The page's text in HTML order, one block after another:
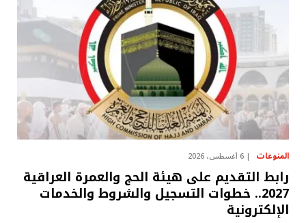
المنوعات 6 أغسطس، 2026
رابط التقديم على هيئة الحج والعمرة العراقية
2027.. خطوات التسجيل والشروط والخدمات
الإلكترونية